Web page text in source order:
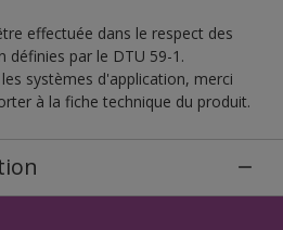
effectuée dans le respect des
définies par le DTU 59-1.
systèmes d'application, merci
à la fiche technique du produit.